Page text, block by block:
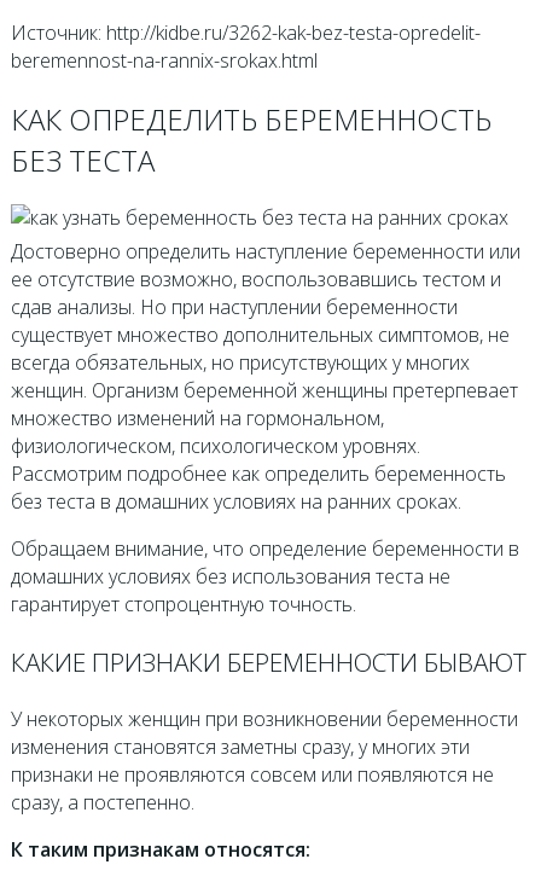
Источник: http://kidbe.ru/3262-kak-bez-testa-opredelit-
beremennost-na-rannix-srokax.html
КАК ОПРЕДЕЛИТЬ БЕРЕМЕННОСТЬ
БЕЗ ТЕСТА
Достоверно определить наступление беременности или
ее отсутствие возможно, воспользовавшись тестом и
сдав анализы. Но при наступлении беременности
существует множество дополнительных симптомов, не
всегда обязательных, но присутствующих у многих
женщин. Организм беременной женщины претерпевает
множество изменений на гормональном,
физиологическом, психологическом уровнях.
Рассмотрим подробнее как определить беременность
без теста в домашних условиях на ранних сроках.
Обращаем внимание, что определение беременности в
домашних условиях без использования теста не
гарантирует стопроцентную точность.
КАКИЕ ПРИЗНАКИ БЕРЕМЕННОСТИ БЫВАЮТ
У некоторых женщин при возникновении беременности
изменения становятся заметны сразу, у многих эти
признаки не проявляются совсем или появляются не
сразу, а постепенно.
К таким признакам относятся: